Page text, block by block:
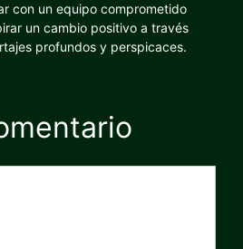
con un equipo comprometido
un cambio positivo a través
profundos y perspicaces.